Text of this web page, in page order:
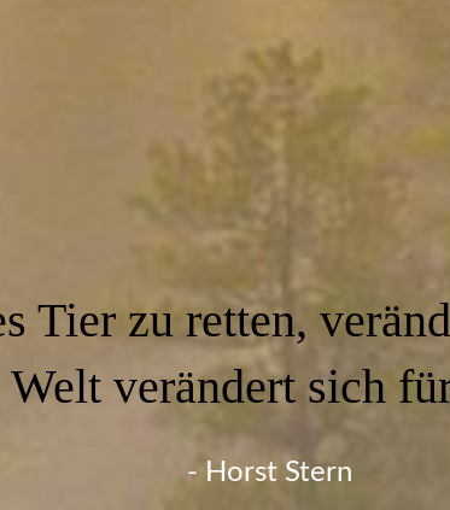
Tier zu retten,
Welt verändert sich
- Horst Stern